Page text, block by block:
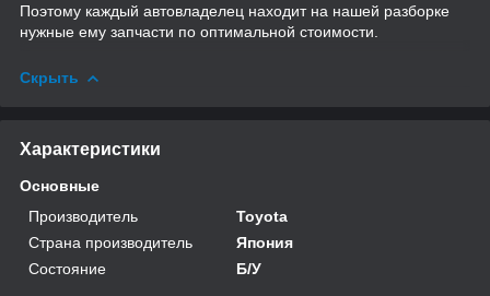
Поэтому каждый автовладелец находит на нашей разборке
нужные ему запчасти по оптимальной стоимости.
Скрыть
Характеристики
Основные
Производитель
Toyota
Страна производитель
Япония
Состояние
Б/У